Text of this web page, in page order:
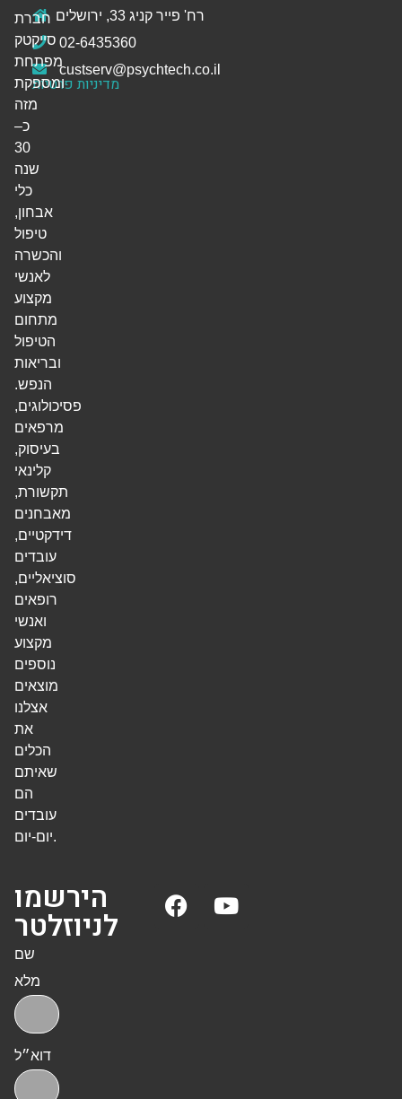
רח' פייר קניג 33, ירושלים
02-6435360
custserv@psychtech.co.il
מדיניות פרטיות
חברת
סייקטק
מפתחת
ומספקת
מזה
כ–
30
שנה
כלי
אבחון,
טיפול
והכשרה
לאנשי
מקצוע
מתחום
הטיפול
ובריאות
הנפש.
פסיכולוגים,
מרפאים
בעיסוק,
קלינאי
תקשורת,
מאבחנים
דידקטיים,
עובדים
סוציאליים,
רופאים
ואנשי
מקצוע
נוספים
מוצאים
אצלנו
את
הכלים
שאיתם
הם
עובדים
יום-יום.
הירשמו
לניוזלטר
שם
מלא
דוא״ל